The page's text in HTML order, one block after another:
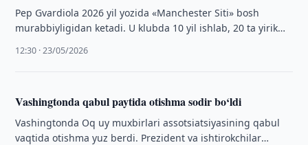
Pep Gvardiola 2026 yil yozida «Manchester Siti» bosh
murabbiyligidan ketadi. U klubda 10 yil ishlab, 20 ta yirik
12:30 · 23/05/2026
Vashingtonda qabul paytida otishma sodir bo‘ldi
Vashingtonda Oq uy muxbirlari assotsiatsiyasining qabul
vaqtida otishma yuz berdi. Prezident va ishtirokchilar